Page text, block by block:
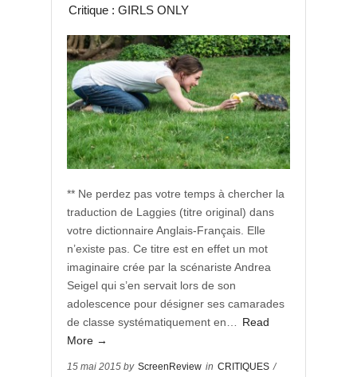
Critique : GIRLS ONLY
** Ne perdez pas votre temps à chercher la
traduction de Laggies (titre original) dans
votre dictionnaire Anglais-Français. Elle
n’existe pas. Ce titre est en effet un mot
imaginaire crée par la scénariste Andrea
Seigel qui s’en servait lors de son
adolescence pour désigner ses camarades
de classe systématiquement en…
Read
More →
15 mai 2015 by ScreenReview in CRITIQUES /